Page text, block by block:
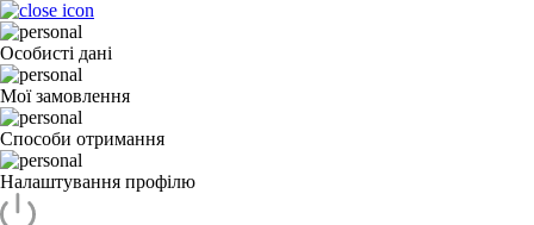
Особисті дані
Мої замовлення
Способи отримання
Налаштування профілю